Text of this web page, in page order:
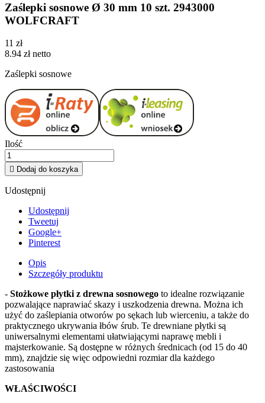
Zaślepki sosnowe Ø 30 mm 10 szt. 2943000
WOLFCRAFT
11 zł
8.94 zł netto
Zaślepki sosnowe
Ilość
 Dodaj do koszyka
Udostępnij
Udostępnij
Tweetuj
Google+
Pinterest
Opis
Szczegóły produktu
- Stożkowe płytki z drewna sosnowego to idealne rozwiązanie
pozwalające naprawiać skazy i uszkodzenia drewna. Można ich
użyć do zaślepiania otworów po sękach lub wierceniu, a także do
praktycznego ukrywania łbów śrub. Te drewniane płytki są
uniwersalnymi elementami ułatwiającymi naprawę mebli i
majsterkowanie. Są dostępne w różnych średnicach (od 15 do 40
mm), znajdzie się więc odpowiedni rozmiar dla każdego
zastosowania
WŁAŚCIWOŚCI